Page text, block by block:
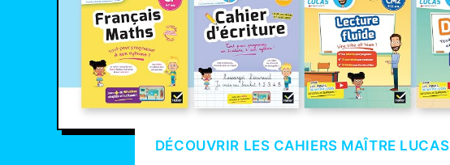
DÉCOUVRIR LES CAHIERS MAÎTRE LUCAS